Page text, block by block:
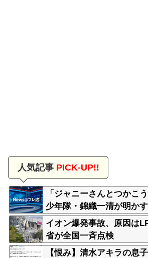
人気記事PICK-UP!!
「ジャニーさんとつかこ
少年隊・錦織一清が明か
通点と我流の演出論
イオン爆発事故、原因は
省が全国一斉点検
【恨み】清水アキラの息